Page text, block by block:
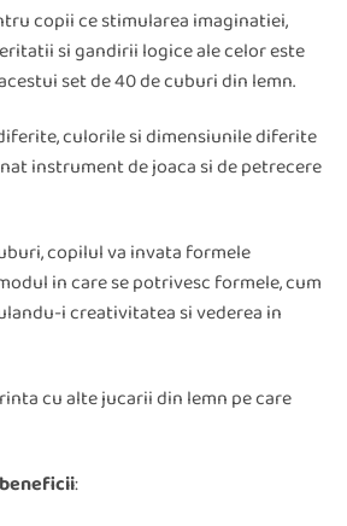
copii ce stimularea imaginatiei,
si gandirii logice ale celor este
set de 40 de cuburi din lemn.
culorile si dimensiunile diferite
instrument de joaca si de petrecere
copilul va invata formele
in care se potrivesc formele, cum
i creativitatea si vederea in
cu alte jucarii din lemn pe care
beneficii: